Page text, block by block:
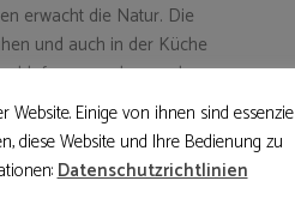
erwacht die Natur. Die
und auch in der Küche
zu erwachen und
zu zaubern. Dieses
Buchweizen-Bisquit und
Einige von ihnen sind
diese Website und Ihre Bedienung zu
Datenschutzrichtlinien